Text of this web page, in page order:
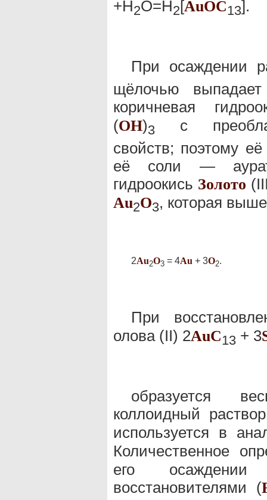
+Н2О=Н2[AuOC13].
При осаждении
щёлочью
коричневая
(OH)3 c
свойств; поэтому
её соли —
гидроокись Золото
Au2O3, которая
2Au2O3 = 4Au + 3O2.
При
олова (II) 2AuC13 + 3
образуется
коллоидный
используется в
Количественное
его
восстановителями (